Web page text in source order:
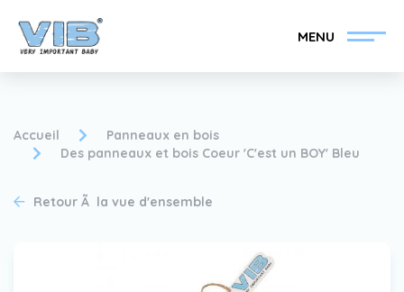
MENU
Devenir un revendeur
Sur le VIB®
Accueil
Panneaux en bois
Des panneaux et bois Coeur 'C'est un BOY' Bleu
Retour Ã la vue d'ensemble